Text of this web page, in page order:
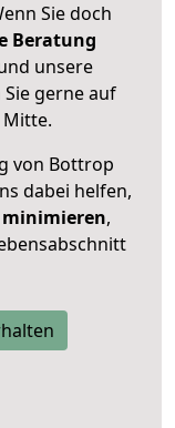
Sie doch
Beratung
unsere
gerne auf
von Bottrop
dabei helfen,
minimieren,